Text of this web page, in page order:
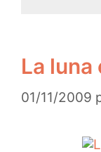
La luna
01/11/2009